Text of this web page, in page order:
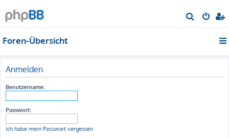
u
Foren-Übersicht
Anmelden
Benutzername:
Passwort:
Ich habe mein Passwort vergessen